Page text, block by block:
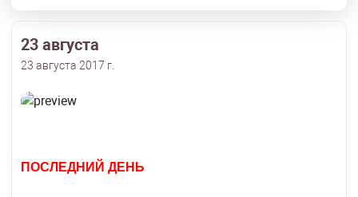
23 августа
23 августа 2017 г.
ПОСЛЕДНИЙ ДЕНЬ